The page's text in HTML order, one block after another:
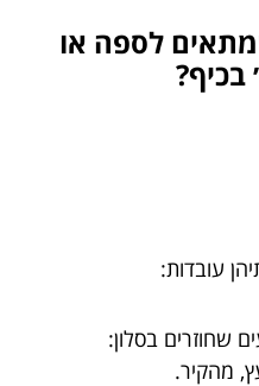
לספה או
עובדות:
שחוזרים בסלון:
מהקיר.